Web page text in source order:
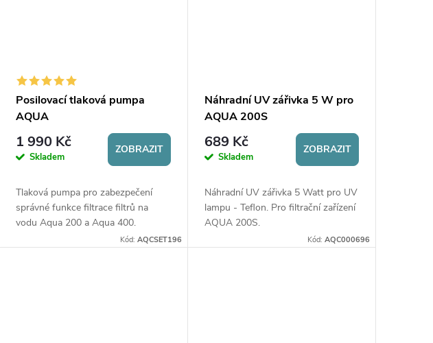
Posilovací tlaková pumpa
AQUA
1 990 Kč
Skladem
ZOBRAZIT
Tlaková pumpa pro zabezpečení
správné funkce filtrace filtrů na
vodu Aqua 200 a Aqua 400.
Kód: AQCSET196
Náhradní UV zářivka 5 W pro
AQUA 200S
689 Kč
Skladem
ZOBRAZIT
Náhradní UV zářivka 5 Watt pro UV
lampu - Teflon. Pro filtrační zařízení
AQUA 200S.
Kód: AQC000696